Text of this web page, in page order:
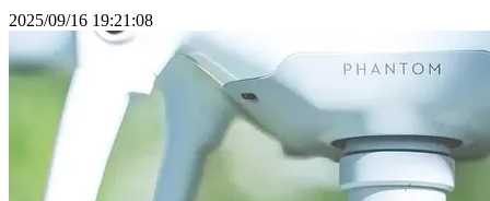
2025/09/16 19:21:08